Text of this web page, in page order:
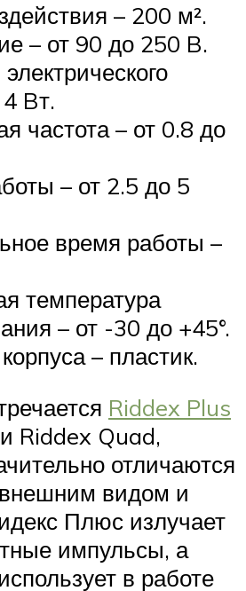
– 200 м².
– от 90 до 250 B.
Bт.
частота – от 0.8 до
– от 2.5 до 5
время работы –
температура
– от -30 до +45°.
– пластик.
Riddex Plus
и Riddex Quad,
отличаются
внешним видом и
Плюс излучает
импульсы, а
в работе